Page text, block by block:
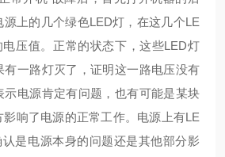
上的几个绿色LED灯，在这几个LE
压值。正常的状态下，这些LED灯
有一路灯灭了，证明这一路电压没有
示电源肯定有问题，也有可能是某块
响了电源的正常工作。电源上有LE
是电源本身的问题还是其他部分影